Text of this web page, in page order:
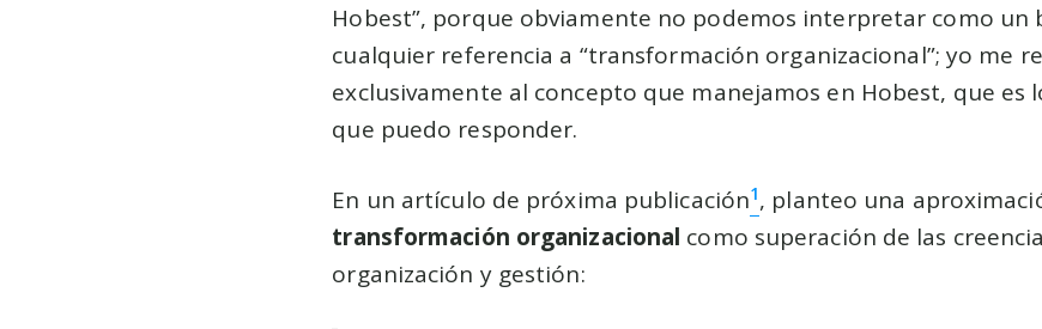
Hobest”, porque obviamente no podemos interpretar como un
cualquier referencia a “transformación organizacional”; yo me
exclusivamente al concepto que manejamos en Hobest, que es
que puedo responder.
En un artículo de próxima publicación1, planteo una
transformación organizacional como superación de las
organización y gestión: